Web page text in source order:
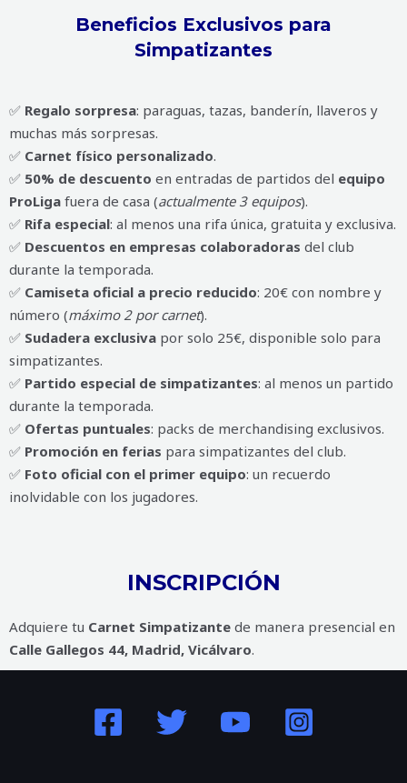
Beneficios Exclusivos para
Simpatizantes
✅ Regalo sorpresa: paraguas, tazas, banderín, llaveros y
muchas más sorpresas.
✅ Carnet físico personalizado.
✅ 50% de descuento en entradas de partidos del equipo
ProLiga fuera de casa (actualmente 3 equipos).
✅ Rifa especial: al menos una rifa única, gratuita y exclusiva.
✅ Descuentos en empresas colaboradoras del club
durante la temporada.
✅ Camiseta oficial a precio reducido: 20€ con nombre y
número (máximo 2 por carnet).
✅ Sudadera exclusiva por solo 25€, disponible solo para
simpatizantes.
✅ Partido especial de simpatizantes: al menos un partido
durante la temporada.
✅ Ofertas puntuales: packs de merchandising exclusivos.
✅ Promoción en ferias para simpatizantes del club.
✅ Foto oficial con el primer equipo: un recuerdo
inolvidable con los jugadores.
INSCRIPCIÓN
Adquiere tu Carnet Simpatizante de manera presencial en
Calle Gallegos 44, Madrid, Vicálvaro.